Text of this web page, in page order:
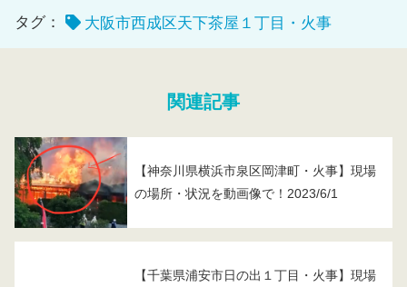
タグ：
大阪市西成区天下茶屋１丁目・火事
関連記事
【神奈川県横浜市泉区岡津町・火事】現場
の場所・状況を動画像で！2023/6/1
【千葉県浦安市日の出１丁目・火事】現場